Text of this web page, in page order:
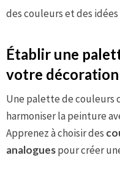
des couleurs et des
Établir une
votre décoration
Une palette de couleurs
harmoniser la peinture
Apprenez à choisir des
analoguespour créer